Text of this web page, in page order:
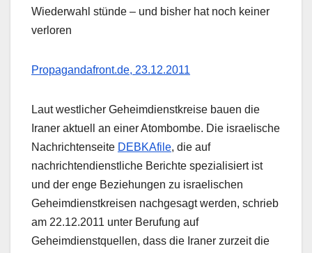
Wiederwahl stünde – und bisher hat noch keiner
verloren
Propagandafront.de, 23.12.2011
Laut westlicher Geheimdienstkreise bauen die
Iraner aktuell an einer Atombombe. Die israelische
Nachrichtenseite DEBKAfile, die auf
nachrichtendienstliche Berichte spezialisiert ist
und der enge Beziehungen zu israelischen
Geheimdienstkreisen nachgesagt werden, schrieb
am 22.12.2011 unter Berufung auf
Geheimdienstquellen, dass die Iraner zurzeit die